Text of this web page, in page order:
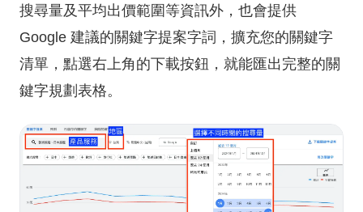
搜尋量及平均出價範圍等資訊外，也會提供
Google 建議的關鍵字提案字詞，擴充您的關鍵字
清單，點選右上角的下載按鈕，就能匯出完整的關
鍵字規劃表格。